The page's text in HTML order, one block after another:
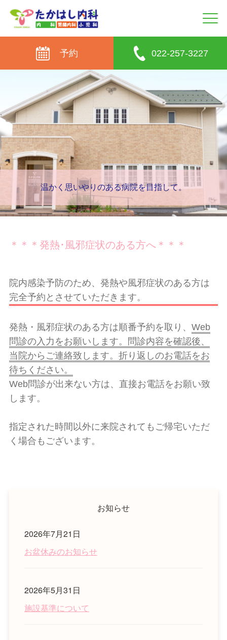
予約 022-257-3227
温かく思いやりのある病院を目指して。
＊＊＊発熱･風邪症状のある方へ＊＊＊
院内感染予防のため、発熱や風邪症状のある方は
完全予約とさせていただきます。
発熱・風邪症状のある方は順番予約を取り、 Web
問診の入力をお願いします。問診内容を確認後、
当院からご連絡致します。折り返しのお電話をお
待ちください。
Web問診が出来ない方は、直接お電話をお願い致
します。
指定された時間以外に来院されてもご帰宅いただ
く場合もございます。
お知らせ
2026年7月21日
お盆休みのお知らせ
2026年5月31日
施設基準について